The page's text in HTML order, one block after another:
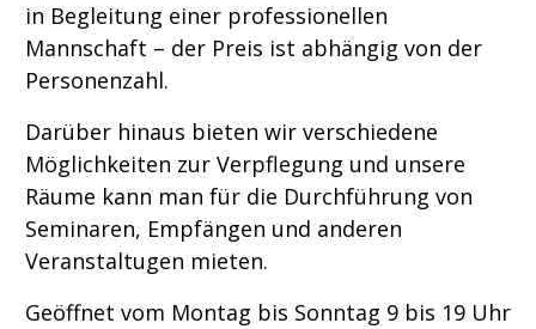
in Begleitung einer professionellen
Mannschaft – der Preis ist abhängig von der
Personenzahl.
Darüber hinaus bieten wir verschiedene
Möglichkeiten zur Verpflegung und unsere
Räume kann man für die Durchführung von
Seminaren, Empfängen und anderen
Veranstaltugen mieten.
Geöffnet vom Montag bis Sonntag 9 bis 19 Uhr